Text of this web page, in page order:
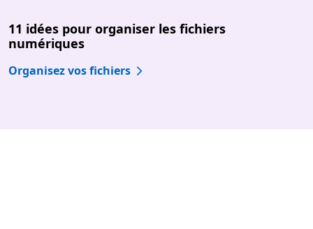
11 idées pour organiser les fichiers
numériques
Organisez vos fichiers